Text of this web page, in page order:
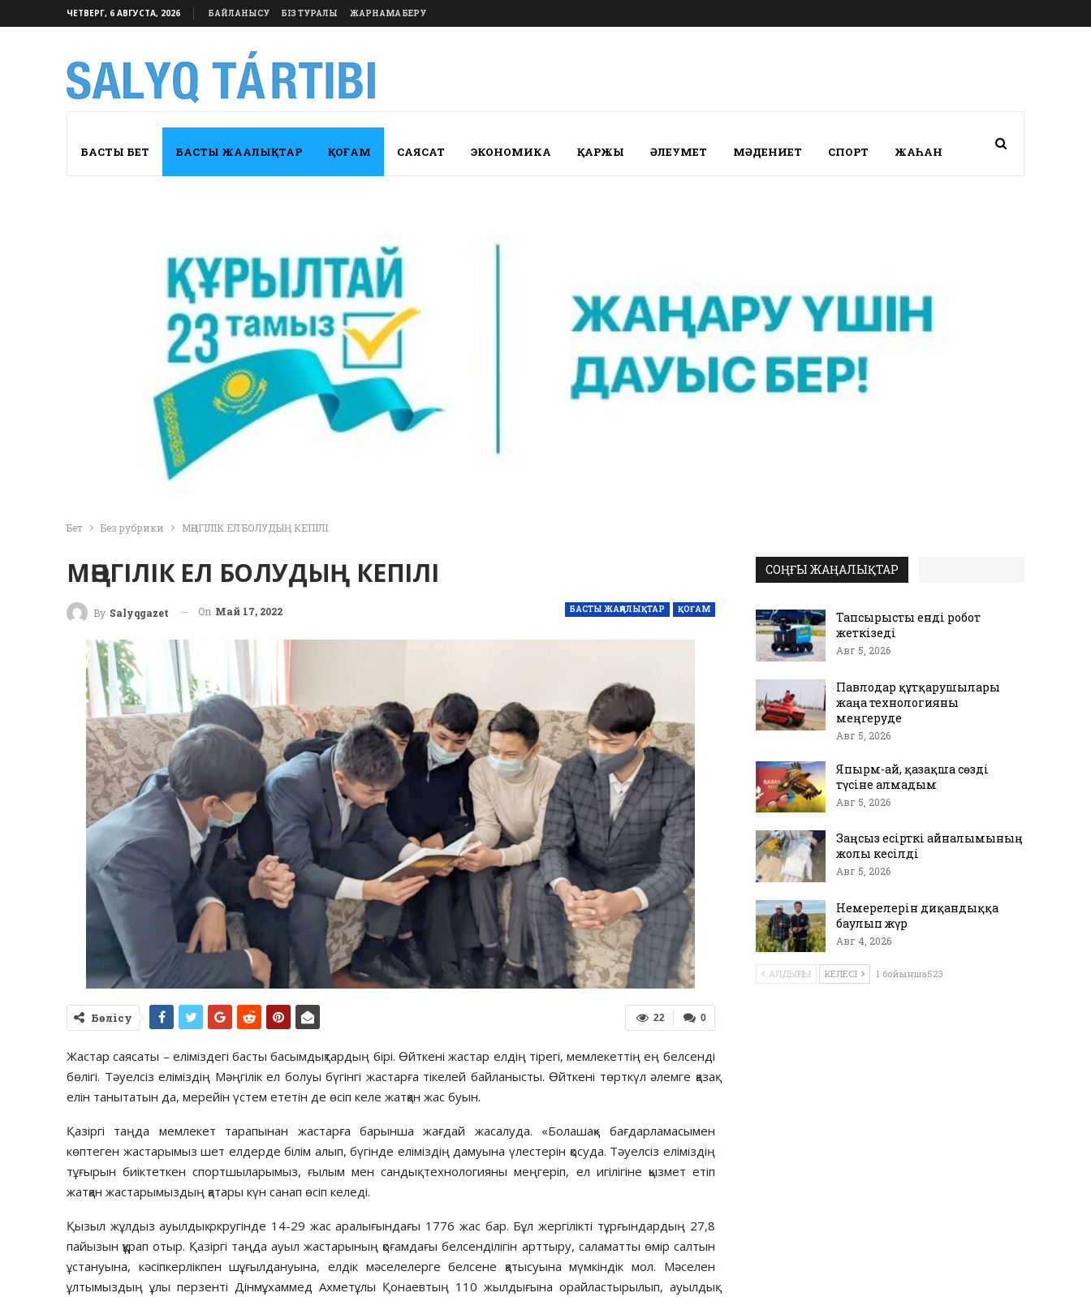
ЧЕТВЕРГ, 6 АВГУСТА, 2026 БАЙЛАНЫСУ БІЗ ТУРАЛЫ ЖАРНАМА БЕРУ
БАСТЫ БЕТ БАСТЫ ЖАҢАЛЫҚТАР ҚОҒАМ САЯСАТ ЭКОНОМИКА ҚАРЖЫ ӘЛЕУМЕТ МӘДЕНИЕТ СПОРТ ЖАҺАН
Бет Без рубрики МӘҢГІЛІК ЕЛ БОЛУДЫҢ КЕПІЛІ
МӘҢГІЛІК ЕЛ БОЛУДЫҢ КЕПІЛІ
БАСТЫ ЖАҢАЛЫҚТАР ҚОҒАМ
By Salyqgazet On Май 17, 2022
0
22
Бөлісу
Жастар саясаты – еліміздегі басты басымдықтардың бірі. Өйткені жастар елдің тірегі, мемлекеттің ең белсенді
бөлігі. Тәуелсіз еліміздің Мәңгілік ел болуы бүгінгі жастарға тікелей байланысты. Өйткені төрткүл әлемге қазақ
елін танытатын да, мерейін үстем ететін де өсіп келе жатқан жас буын.
Қазіргі таңда мемлекет тарапынан жастарға барынша жағдай жасалуда. «Болашақ» бағдарламасымен
көптеген жастарымыз шет елдерде білім алып, бүгінде еліміздің дамуына үлестерін қосуда. Тәуелсіз еліміздің
тұғырын биіктеткен спортшыларымыз, ғылым мен сандық технологияны меңгеріп, ел игілігіне қызмет етіп
жатқан жастарымыздың қатары күн санап өсіп келеді.
Қызыл жұлдыз ауылдық округінде 14-29 жас аралығындағы 1776 жас бар. Бұл жергілікті тұрғындардың 27,8
пайызын құрап отыр. Қазіргі таңда ауыл жастарының қоғамдағы белсенділігін арттыру, саламатты өмір салтын
ұстануына, кәсіпкерлікпен шұғылдануына, елдік мәселелерге белсене қатысуына мүмкіндік мол. Мәселен
ұлтымыздың ұлы перзенті Дінмұхаммед Ахметұлы Қонаевтың 110 жылдығына орайластырылып, ауылдық
СОҢҒЫ ЖАҢАЛЫҚТАР
Тапсырысты енді робот
жеткізеді
Авг 5, 2026
Павлодар құтқарушылары
жаңа технологияны
меңгеруде
Авг 5, 2026
Япырм-ай, қазақша сөзді
түсіне алмадым
Авг 5, 2026
Заңсыз есірткі айналымының
жолы кесілді
Авг 5, 2026
Немерелерін диқандыққа
баулып жүр
Авг 4, 2026
АЛДЫҢҒЫ КЕЛЕСІ 1 бойынша523